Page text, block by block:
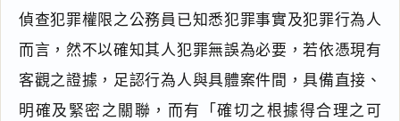
偵查犯罪權限之公務員已知悉犯罪事實及犯罪行為人
而言，然不以確知其人犯罪無誤為必要，若依憑現有
客觀之證據，足認行為人與具體案件間，具備直接、
明確及緊密之關聯，而有「確切之根據得合理之可